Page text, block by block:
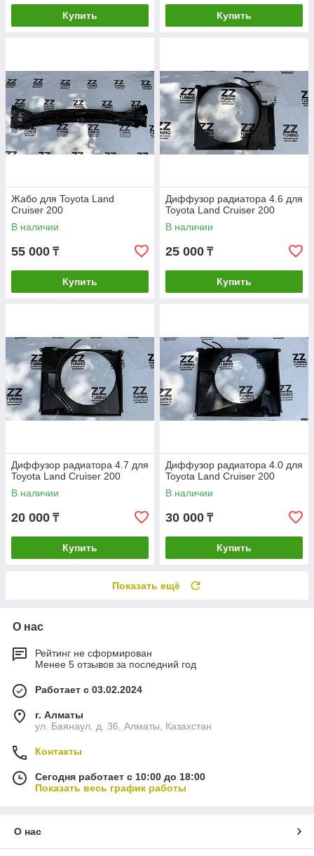
Купить Купить
Жабо для Toyota Land
Cruiser 200
В наличии
55 000 ₸
Купить
Диффузор радиатора 4.6 для
Toyota Land Cruiser 200
В наличии
25 000 ₸
Купить
Диффузор радиатора 4.7 для
Toyota Land Cruiser 200
В наличии
20 000 ₸
Купить
Диффузор радиатора 4.0 для
Toyota Land Cruiser 200
В наличии
30 000 ₸
Купить
Показать ещё
О нас
Рейтинг не сформирован
Менее 5 отзывов за последний год
Работает с 03.02.2024
г. Алматы
ул. Баянаул, д. 36, Алматы, Казахстан
Контакты
Сегодня работает с 10:00 до 18:00
Показать весь график работы
О нас